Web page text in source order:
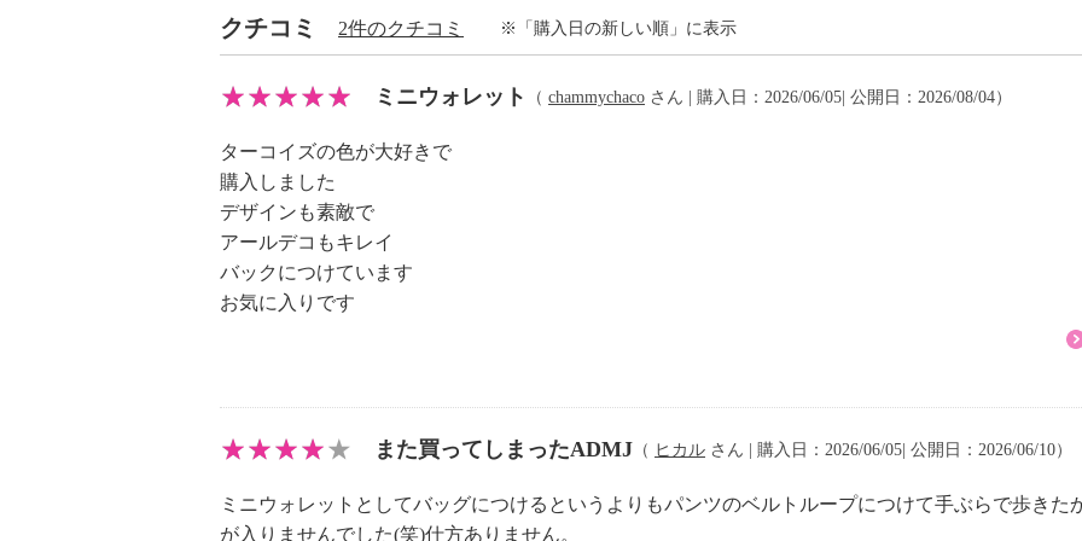
クチコミ 2件のクチコミ ※「購入日の新しい順」に表示
ミニウォレット （ chammychaco さん | 購入日：2026/06/05| 公開日：2026/08/04）
ターコイズの色が大好きで
購入しました
デザインも素敵で
アールデコもキレイ
バックにつけています
お気に入りです
また買ってしまったADMJ （ ヒカル さん | 購入日：2026/06/05| 公開日：2026/06/10）
ミニウォレットとしてバッグにつけるというよりもパンツのベルトループにつけて手ぶらで歩き
が入りませんでした(笑)仕方ありません。